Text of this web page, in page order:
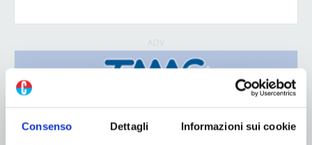
Consenso Dettagli Informazioni sui cookie
ADV